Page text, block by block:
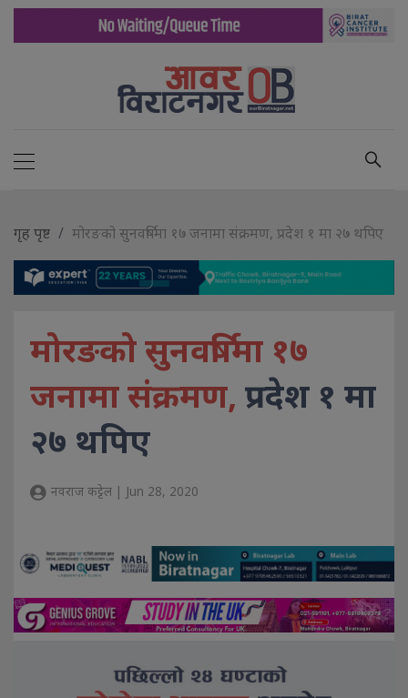
गृह पृष्ट मोरङको सुनवर्षिमा १७ जनामा संक्रमण, प्रदेश १ मा २७ थपिए
मोरङको सुनवर्षिमा १७
जनामा संक्रमण, प्रदेश १ मा
२७ थपिए
नवराज कट्टेल | Jun 28, 2020